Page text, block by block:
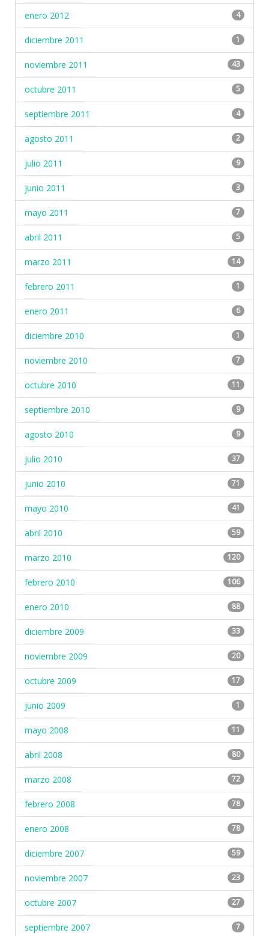
enero 2012 4
diciembre 2011 1
noviembre 2011 43
octubre 2011 5
septiembre 2011 4
agosto 2011 2
julio 2011 9
junio 2011 3
mayo 2011 7
abril 2011 5
marzo 2011 14
febrero 2011 1
enero 2011 6
diciembre 2010 1
noviembre 2010 7
octubre 2010 11
septiembre 2010 9
agosto 2010 9
julio 2010 37
junio 2010 71
mayo 2010 41
abril 2010 59
marzo 2010 120
febrero 2010 106
enero 2010 88
diciembre 2009 33
noviembre 2009 20
octubre 2009 17
junio 2009 1
mayo 2008 11
abril 2008 80
marzo 2008 72
febrero 2008 78
enero 2008 78
diciembre 2007 59
noviembre 2007 23
octubre 2007 27
septiembre 2007 7